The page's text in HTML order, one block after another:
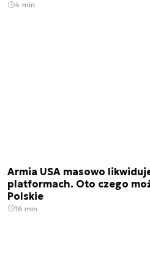
4 min.
Armia USA masowo
platformach. Oto czego
Polskie
16 min.